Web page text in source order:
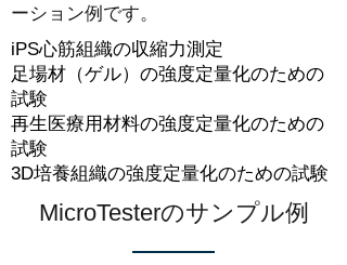
ーション例です。
iPS心筋組織の収縮力測定
足場材（ゲル）の強度定量化のための
試験
再生医療用材料の強度定量化のための
試験
3D培養組織の強度定量化のための試験
MicroTesterのサンプル例